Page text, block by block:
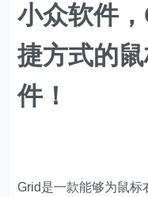
小众软件
捷方式的
件！
Grid是一款能够为鼠标